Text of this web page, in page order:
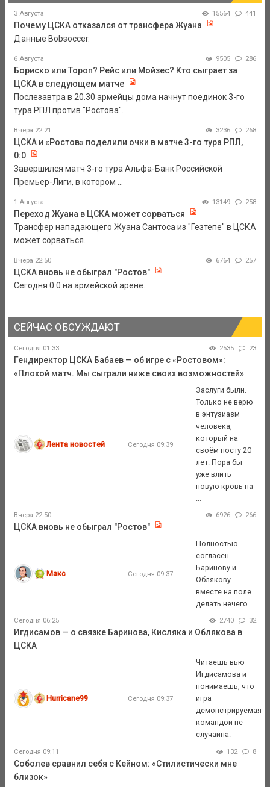
3 Августа 15564 441
Почему ЦСКА отказался от трансфера Жуана
Данные Bobsoccer.
6 Августа 9505 286
Бориско или Тороп? Рейс или Мойзес? Кто сыграет за
ЦСКА в следующем матче
Послезавтра в 20.30 армейцы дома начнут поединок 3-го
тура РПЛ против "Ростова".
Вчера 22:21 3236 268
ЦСКА и «Ростов» поделили очки в матче 3-го тура РПЛ,
0:0
Завершился матч 3-го тура Альфа-Банк Российской
Премьер-Лиги, в котором ...
1 Августа 13149 258
Переход Жуана в ЦСКА может сорваться
Трансфер нападающего Жуана Сантоса из "Гезтепе" в ЦСКА
может сорваться.
Вчера 22:50 6764 257
ЦСКА вновь не обыграл "Ростов"
Сегодня 0:0 на армейской арене.
СЕЙЧАС ОБСУЖДАЮТ
Сегодня 01:33 2535 23
Гендиректор ЦСКА Бабаев — об игре с «Ростовом»:
«Плохой матч. Мы сыграли ниже своих возможностей»
Лента новостей Сегодня 09:39
Заслуги были.
Только не верю
в энтузиазм
человека,
который на
своём посту 20
лет. Пора бы
уже влить
новую кровь на
Вчера 22:50 6926 266
ЦСКА вновь не обыграл "Ростов"
Макс Сегодня 09:37
Полностью
согласен.
Баринову и
Облякову
вместе на поле
делать нечего.
Сегодня 06:25 2740 32
Игдисамов — о связке Баринова, Кисляка и Облякова в
ЦСКА
Hurricane99 Сегодня 09:37
Читаешь вью
Игдисамова и
понимаешь, что
игра
демонстрируемая
командой не
случайна.
Сегодня 09:11 132 8
Соболев сравнил себя с Кейном: «Стилистически мне
близок»